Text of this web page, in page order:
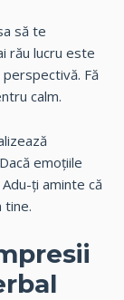
să te
rău lucru este
Fă
calm.
emoțiile
ți aminte că
tine.